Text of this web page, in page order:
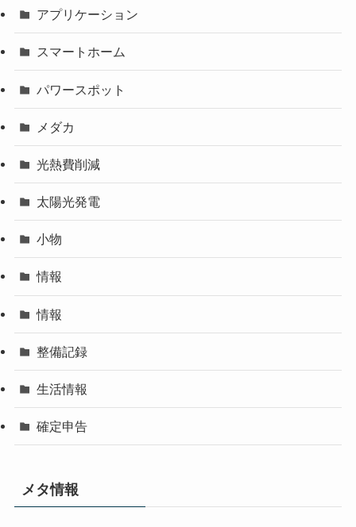
アプリケーション
スマートホーム
パワースポット
メダカ
光熱費削減
太陽光発電
小物
情報
情報
整備記録
生活情報
確定申告
メタ情報